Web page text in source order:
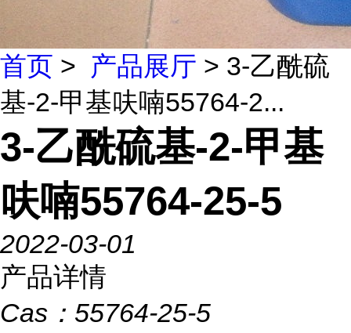
首页 > 产品展厅 > 3-乙酰硫
基-2-甲基呋喃55764-2...
3-乙酰硫基-2-甲基
呋喃55764-25-5
2022-03-01
产品详情
Cas： 55764-25-5